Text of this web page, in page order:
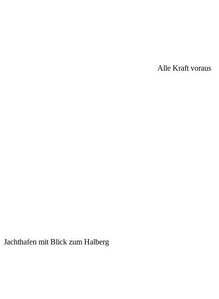
Alle Kraft voraus
Jachthafen mit Blick zum Halberg